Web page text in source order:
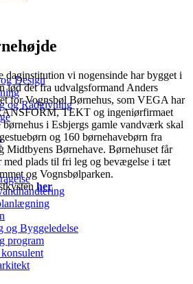
Design
og Rådgivning
og Byggeledelse
program
daginstitution vi nogensinde har bygget i
lød det fra udvalgsformand Anders
for Vognsbøl Børnehus, som VEGA har
TEKT og ingeniørfirmaet
i Esbjergs gamle vandværk skal
og 160 børnehavebørn fra
Midtbyens Børnehave. Børnehuset får
med plads til fri leg og bevægelse i tæt
og Vognsbølparken.
her